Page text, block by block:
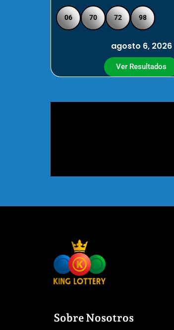
06 70 72 98
agosto 6, 2026
Ver Resultados
Sobre Nosotros